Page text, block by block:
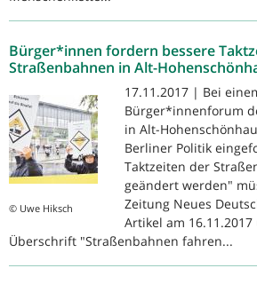
Bürger*innen fordern bessere
Straßenbahnen in Alt-
© Uwe Hiksch
17.11.2017 | Bei
Bürger*innenforum
in Alt-
Berliner Politik
Taktzeiten der
geändert werden"
Zeitung Neues
Artikel am
Überschrift "Straßenbahnen fahren...